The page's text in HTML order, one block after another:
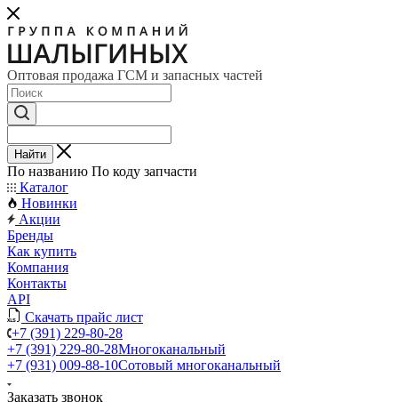
Оптовая продажа ГСМ и запасных частей
Найти
По названию По коду запчасти
Каталог
Новинки
Акции
Бренды
Как купить
Компания
Контакты
API
Скачать прайс лист
+7 (391) 229-80-28
+7 (391) 229-80-28Многоканальный
+7 (931) 009-88-10Сотовый многоканальный
Заказать звонок